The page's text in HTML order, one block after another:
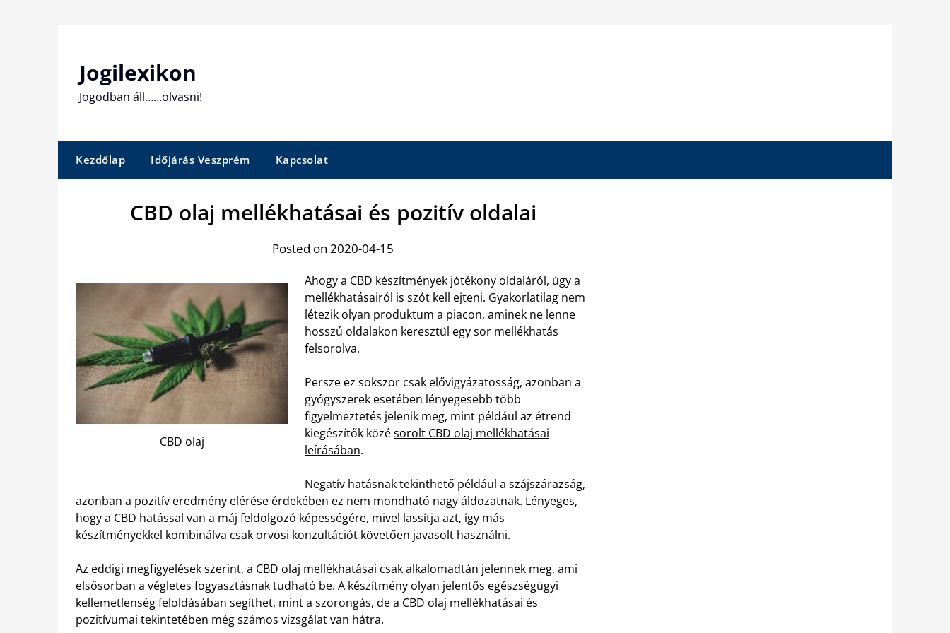
Jogilexikon
Jogodban áll……olvasni!
Kezdőlap Időjárás Veszprém Kapcsolat
CBD olaj mellékhatásai és pozitív oldalai
Posted on 2020-04-15
CBD olaj
Ahogy a CBD készítmények jótékony oldaláról, úgy a
mellékhatásairól is szót kell ejteni. Gyakorlatilag nem
létezik olyan produktum a piacon, aminek ne lenne
hosszú oldalakon keresztül egy sor mellékhatás
felsorolva.
Persze ez sokszor csak elővigyázatosság, azonban a
gyógyszerek esetében lényegesebb több
figyelmeztetés jelenik meg, mint például az étrend
kiegészítők közésorolt CBD olaj mellékhatásai
leírásában.
Negatív hatásnak tekinthető például a szájszárazság,
azonban a pozitív eredmény elérése érdekében ez nem mondható nagy áldozatnak. Lényeges,
hogy a CBD hatással van a máj feldolgozó képességére, mivel lassítja azt, így más
készítményekkel kombinálva csak orvosi konzultációt követően javasolt használni.
Az eddigi megfigyelések szerint, a CBD olaj mellékhatásai csak alkalomadtán jelennek meg, ami
elsősorban a végletes fogyasztásnak tudható be. A készítmény olyan jelentős egészségügyi
kellemetlenség feloldásában segíthet, mint a szorongás, de a CBD olaj mellékhatásai és
pozitívumai tekintetében még számos vizsgálat van hátra.